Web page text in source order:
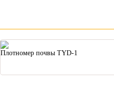
Плотномер почвы TYD-1